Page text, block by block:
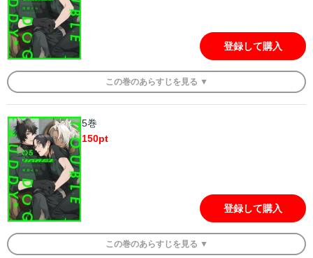
登録して購入
この巻のあらすじを 見る ▼
5巻
150pt
登録して購入
この巻のあらすじを 見る ▼